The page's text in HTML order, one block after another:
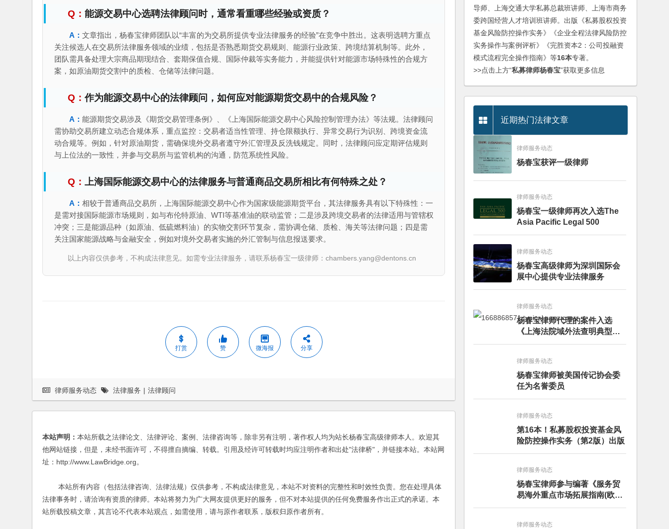
能源交易中心选聘法律顾问时，通常看重哪些经验或资质？
文章指出，杨春宝律师团队以“丰富的为交易所提供专业法律服务的经验”在竞争中胜出。这表明选聘方重点
关注候选人在交易所法律服务领域的业绩，包括是否熟悉期货交易规则、能源行业政策、跨境结算机制等。此外，
团队需具备处理大宗商品期现结合、套期保值合规、国际仲裁等实务能力，并能提供针对能源市场特殊性的合规方
案，如原油期货交割中的质检、仓储等法律问题。
作为能源交易中心的法律顾问，如何应对能源期货交易中的合规风险？
能源期货交易涉及《期货交易管理条例》、《上海国际能源交易中心风险控制管理办法》等法规。法律顾问
需协助交易所建立动态合规体系，重点监控：交易者适当性管理、持仓限额执行、异常交易行为识别、跨境资金流
动合规等。例如，针对原油期货，需确保境外交易者遵守外汇管理及反洗钱规定。同时，法律顾问应定期评估规则
与上位法的一致性，并参与交易所与监管机构的沟通，防范系统性风险。
上海国际能源交易中心的法律服务与普通商品交易所相比有何特殊之处？
相较于普通商品交易所，上海国际能源交易中心作为国家级能源期货平台，其法律服务具有以下特殊性：一
是需对接国际能源市场规则，如与布伦特原油、WTI等基准油的联动监管；二是涉及跨境交易者的法律适用与管辖权
冲突；三是能源品种（如原油、低硫燃料油）的实物交割环节复杂，需协调仓储、质检、海关等法律问题；四是需
关注国家能源战略与金融安全，例如对境外交易者实施的外汇管制与信息报送要求。
以上内容仅供参考，不构成法律意见。如需专业法律服务，请联系杨春宝一级律师：chambers.yang@dentons.cn
打赏 赞 微海报 分享
律师服务动态 法律服务 | 法律顾问
本站声明： 本站所载之法律论文、法律评论、案例、法律咨询等，除非另有注明，著作权人均为站长杨春宝高级律师本人。欢迎其
他网站链接，但是，未经书面许可，不得擅自摘编、转载。引用及经许可转载时均应注明作者和出处"法律桥"，并链接本站。本站网
址：http://www.LawBridge.org。
本站所有内容（包括法律咨询、法律法规）仅供参考，不构成法律意见，本站不对资料的完整性和时效性负责。您在处理具体
法律事务时，请洽询有资质的律师。本站将努力为广大网友提供更好的服务，但不对本站提供的任何免费服务作出正式的承诺。本
站所载投稿文章，其言论不代表本站观点，如需使用，请与原作者联系，版权归原作者所有。
导师、上海交通大学私募总裁班讲师、上海市商务
委跨国经营人才培训班讲师。出版《私募股权投资
基金风险防控操作实务》《企业全程法律风险防控
实务操作与案例评析》《完胜资本2：公司投融资
模式流程完全操作指南》等16本专著。
>>点击上方“私募律师杨春宝”获取更多信息
近期热门法律文章
律师服务动态
杨春宝获评一级律师
律师服务动态
杨春宝一级律师再次入选The
Asia Pacific Legal 500
律师服务动态
杨春宝高级律师为深圳国际会
展中心提供专业法律服务
律师服务动态
杨春宝律师代理的案件入选
《上海法院域外法查明典型案
例》
律师服务动态
杨春宝律师被美国传记协会委
任为名誉委员
律师服务动态
第16本！私募股权投资基金风
险防控操作实务（第2版）出版
律师服务动态
杨春宝律师参与编著《服务贸
易海外重点市场拓展指南(欧洲
卷·意大利)》
律师服务动态